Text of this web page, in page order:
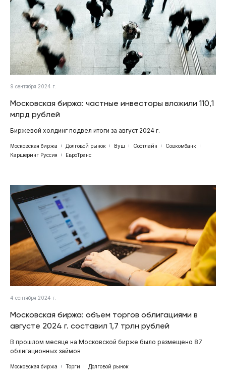
9 сентября 2024 г.
Московская биржа: частные инвесторы вложили 110,1
млрд рублей
Биржевой холдинг подвел итоги за август 2024 г.
Московская биржа Долговой рынок Вуш Софтлайн
Совкомбанк
Каршеринг Руссия
ЕвроТранс
4 сентября 2024 г.
Московская биржа: объем торгов облигациями в
августе 2024 г. составил 1,7 трлн рублей
В прошлом месяце на Московской бирже было размещено 87
облигационных займов
Московская биржа Торги Долговой рынок